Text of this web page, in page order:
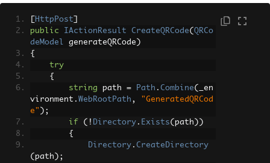
HttpPost
public
IActionResult CreateQRCode( QRCo
deModel generateQRCode )
{
try
{
string path = Path . Combine(
_en
vironment . WebRootPath ,
"GeneratedQRCod
e" );
if
(! Directory . Exists( path ))
{
Directory . CreateDirectory
( path );